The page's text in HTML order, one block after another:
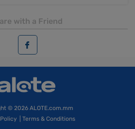
with a Friend
© 2026 ALOTE.com.mm
Terms & Conditions